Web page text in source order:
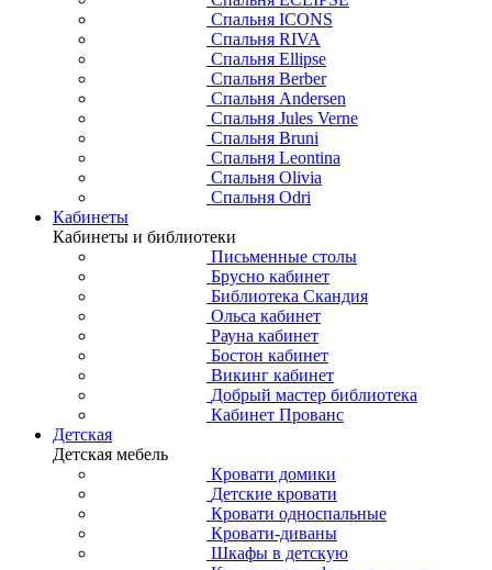
Спальня ICONS
Спальня RIVA
Спальня Ellipse
Спальня Berber
Спальня Andersen
Спальня Jules Verne
Спальня Bruni
Спальня Leontina
Спальня Olivia
Спальня Odri
Кабинеты
Кабинеты и библиотеки
Письменные столы
Брусно кабинет
Библиотека Скандия
Ольса кабинет
Рауна кабинет
Бостон кабинет
Викинг кабинет
Добрый мастер библиотека
Кабинет Прованс
Детская
Детская мебель
Кровати домики
Детские кровати
Кровати односпальные
Кровати-диваны
Шкафы в детскую